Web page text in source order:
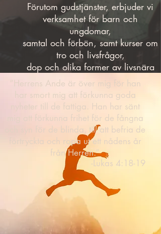
Förutom gudstjänster, erbjuder vi
verksamhet för barn och
ungdomar,
samtal och förbön, samt kurser om
tro och livsfrågor,
dop och olika former av livsnära
gemenskap.
”Herrens Ande är över mig för han
har smort mig att förkunna goda
nyheter till de fattiga. Han har sänt
mig att förkunna frihet för de fångna
och syn för de blinda, till att befria de
förtryckta och ropa ut ett nådens år
från Herren.”
-Lukas 4:18-19